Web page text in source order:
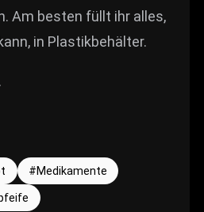
Am besten füllt ihr alles,
in Plastikbehälter.
Medikamente